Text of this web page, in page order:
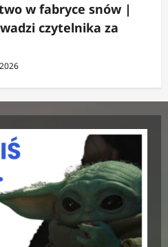
w fabryce snów |
czytelnika za